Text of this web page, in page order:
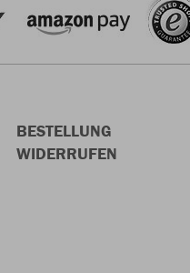
BESTELLUNG
WIDERRUFEN